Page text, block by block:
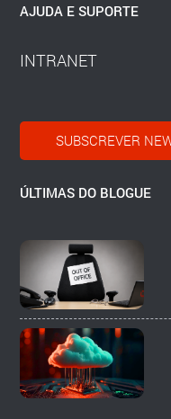
AJUDA E SUPORTE
INTRANET
SUBSCREVER
ÚLTIMAS DO BLOGUE